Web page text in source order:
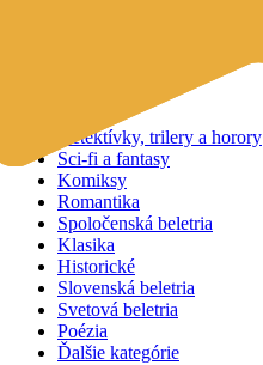
Detektívky, trilery a horory
Sci-fi a fantasy
Komiksy
Romantika
Spoločenská beletria
Klasika
Historické
Slovenská beletria
Svetová beletria
Poézia
Ďalšie kategórie